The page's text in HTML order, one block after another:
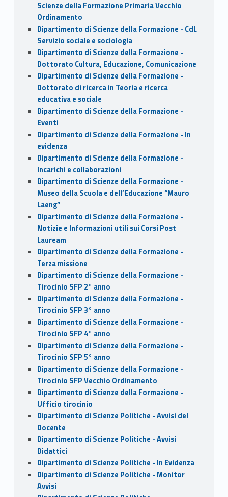
Scienze della Formazione Primaria Vecchio
Ordinamento
Dipartimento di Scienze della Formazione - CdL
Servizio sociale e sociologia
Dipartimento di Scienze della Formazione -
Dottorato Cultura, Educazione, Comunicazione
Dipartimento di Scienze della Formazione -
Dottorato di ricerca in Teoria e ricerca
educativa e sociale
Dipartimento di Scienze della Formazione -
Eventi
Dipartimento di Scienze della Formazione - In
evidenza
Dipartimento di Scienze della Formazione -
Incarichi e collaborazioni
Dipartimento di Scienze della Formazione -
Museo della Scuola e dell’Educazione “Mauro
Laeng”
Dipartimento di Scienze della Formazione -
Notizie e Informazioni utili sui Corsi Post
Lauream
Dipartimento di Scienze della Formazione -
Terza missione
Dipartimento di Scienze della Formazione -
Tirocinio SFP 2° anno
Dipartimento di Scienze della Formazione -
Tirocinio SFP 3° anno
Dipartimento di Scienze della Formazione -
Tirocinio SFP 4° anno
Dipartimento di Scienze della Formazione -
Tirocinio SFP 5° anno
Dipartimento di Scienze della Formazione -
Tirocinio SFP Vecchio Ordinamento
Dipartimento di Scienze della Formazione -
Ufficio tirocinio
Dipartimento di Scienze Politiche - Avvisi del
Docente
Dipartimento di Scienze Politiche - Avvisi
Didattici
Dipartimento di Scienze Politiche - In Evidenza
Dipartimento di Scienze Politiche - Monitor
Avvisi